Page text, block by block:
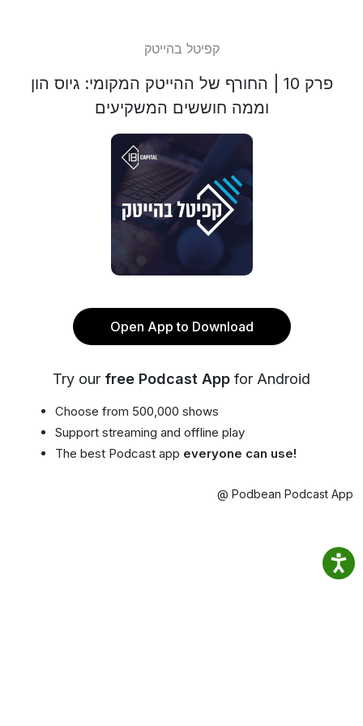
קפיטל בהייטק
פרק 10 | החורף של ההייטק המקומי: גיוס הון
וממה חוששים המשקיעים
Open App to Download
Try our free Podcast App for Android
Choose from 500,000 shows
Support streaming and offline play
The best Podcast app everyone can use!
@ Podbean Podcast App